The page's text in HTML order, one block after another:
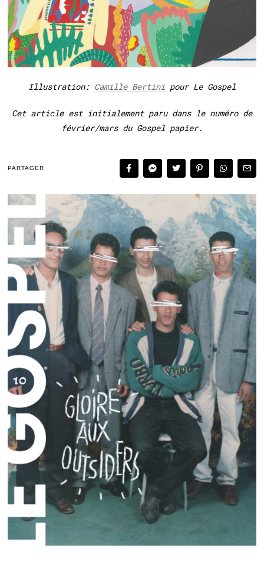
Illustration: Camille Bertinipour Le Gospel
Cet article est initialement paru dans le numéro de
février/mars du Gospel papier.
PARTAGER